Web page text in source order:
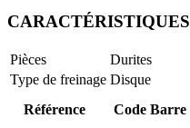
CARACTÉRISTIQUES
Pièces
Durites
Type de freinage Disque
Référence
Code Barre